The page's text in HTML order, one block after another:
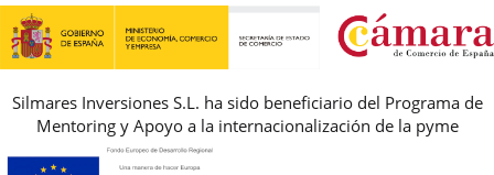
REBAJAS
Silmares Inversiones S.L. ha sido beneficiario del Programa de
Mentoring y Apoyo a la internacionalización de la pyme